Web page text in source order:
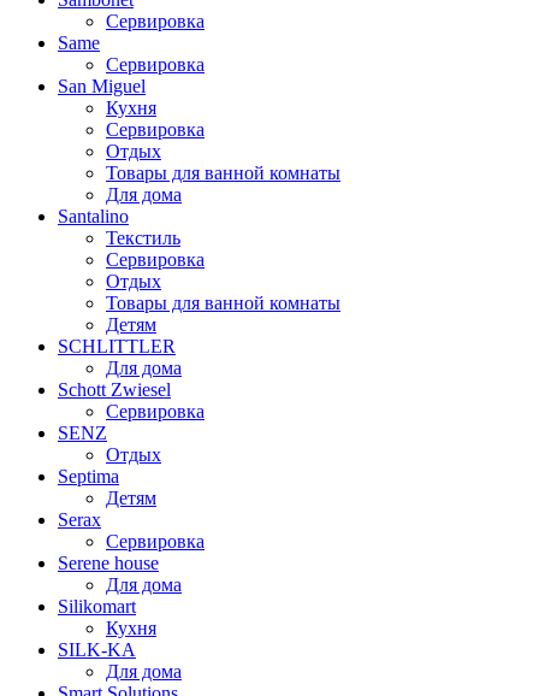
Сервировка
Same
Сервировка
San Miguel
Кухня
Сервировка
Отдых
Товары для ванной комнаты
Для дома
Santalino
Текстиль
Сервировка
Отдых
Товары для ванной комнаты
Детям
SCHLITTLER
Для дома
Schott Zwiesel
Сервировка
SENZ
Отдых
Septima
Детям
Serax
Сервировка
Serene house
Для дома
Silikomart
Кухня
SILK-KA
Для дома